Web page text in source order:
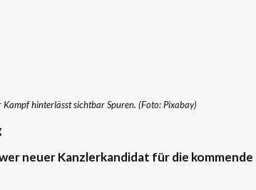
hinterlässt sichtbar Spuren. (Foto: Pixabay)
neuer Kanzlerkandidat für die